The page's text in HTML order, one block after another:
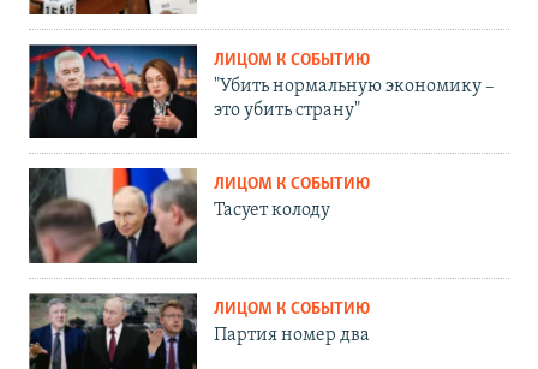
ЛИЦОМ К СОБЫТИЮ
"Убить нормальную экономику –
это убить страну"
ЛИЦОМ К СОБЫТИЮ
Тасует колоду
ЛИЦОМ К СОБЫТИЮ
Партия номер два